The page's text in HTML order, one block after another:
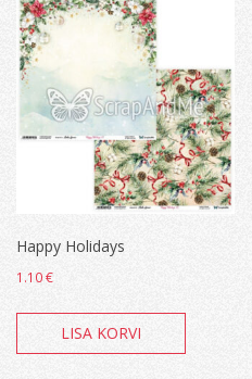
Happy Holidays
1.10€
LISA KORVI